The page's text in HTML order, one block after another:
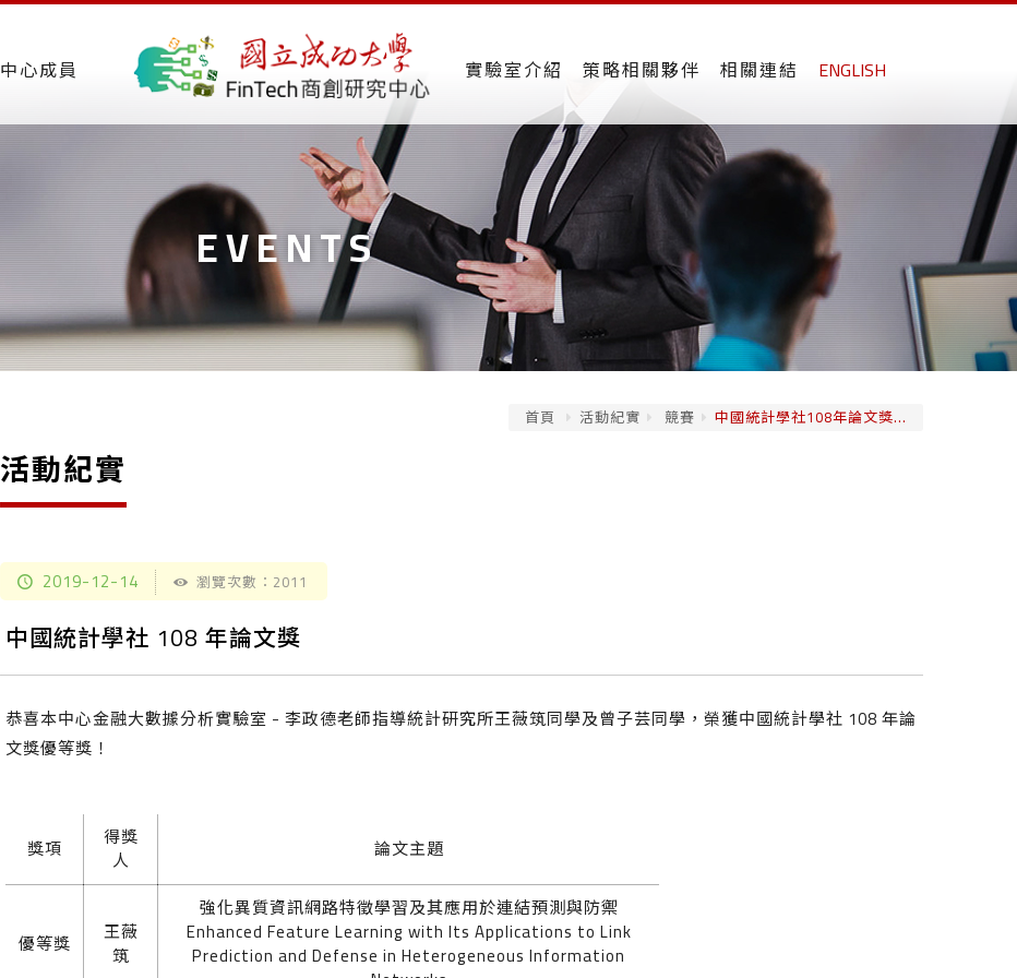
中心成員 實驗室介紹 策略相關夥伴 相關連結 ENGLISH
EVENTS
首頁 活動紀實 競賽 中國統計學社108年論文獎...
活動紀實
2019-12-14 瀏覽次數：2011
中國統計學社 108 年論文獎
恭喜本中心金融大數據分析實驗室 - 李政德老師指導統計研究所王薇筑同學及曾子芸同學，榮獲中國統計學社 108 年論
文獎優等獎！
獎項 得獎
人 論文主題
優等獎 王薇
筑
強化異質資訊網路特徵學習及其應用於連結預測與防禦
Enhanced Feature Learning with Its Applications to Link
Prediction and Defense in Heterogeneous Information